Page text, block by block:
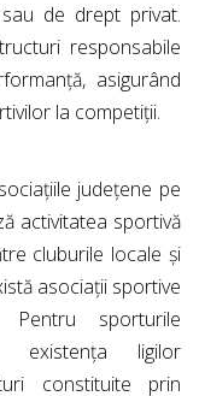
de drept privat.
responsabile
asigurând
la competiții.
județene pe
activitatea sportivă
cluburile locale și
asociații sportive
Pentru sporturile
existența ligilor
constituite prin